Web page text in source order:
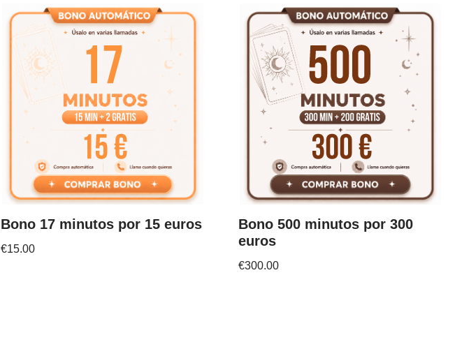
Bono 17 minutos por 15 euros
€15.00
Bono 500 minutos por 300
euros
€300.00